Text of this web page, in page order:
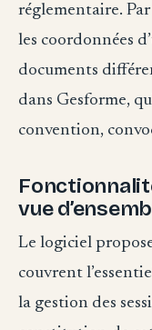
réglementaire.
les coordonnées
documents
dans Gesforme,
convention,
vue
Le logiciel
couvrent
la gestion des